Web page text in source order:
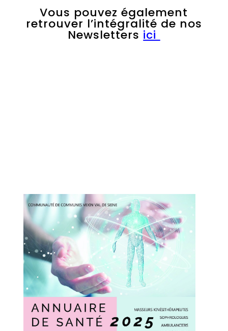
Vous pouvez également
retrouver l’intégralité de nos
Newsletters ici